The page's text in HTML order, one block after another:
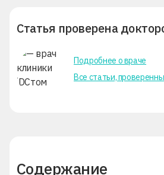
Содержание
Статья проверена
Подробнее о враче
Все статьи,